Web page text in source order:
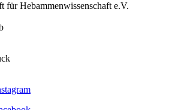
für Hebammenwissenschaft e.V.